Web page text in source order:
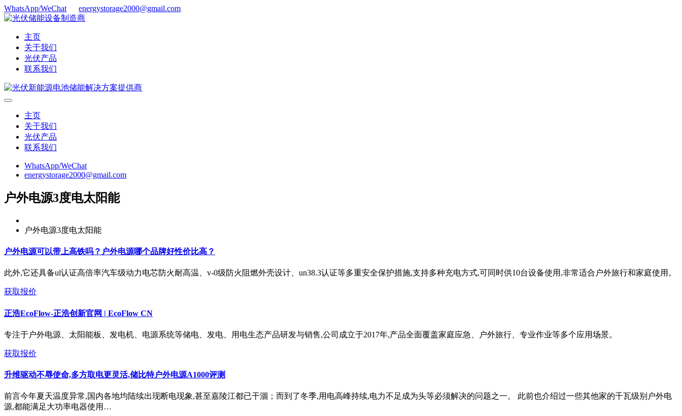
WhatsApp/WeChat energystorage2000@gmail.com
主页
关于我们
光伏产品
联系我们
主页
关于我们
光伏产品
联系我们
WhatsApp/WeChat
energystorage2000@gmail.com
户外电源3度电太阳能
户外电源3度电太阳能
户外电源可以带上高铁吗？户外电源哪个品牌好性价比高？
此外,它还具备ul认证高倍率汽车级动力电芯防火耐高温、v-0级防火阻燃外壳设计、un38.3认证等多重安全保护措施,支持多种充电方式,可同时供10台设备使用,非常适合户外旅行和家庭使用。
获取报价
正浩EcoFlow-正浩创新官网 | EcoFlow CN
专注于户外电源、太阳能板、发电机、电源系统等储电、发电、用电生态产品研发与销售,公司成立于2017年,产品全面覆盖家庭应急、户外旅行、专业作业等多个应用场景。
获取报价
升维驱动不辱使命,多方取电更灵活,储比特户外电源A1000评测
前言今年夏天温度异常,国内各地均陆续出现断电现象,甚至嘉陵江都已干涸；而到了冬季,用电高峰持续,电力不足成为头等必须解决的问题之一。 此前也介绍过一些其他家的千瓦级别户外电
源,都能满足大功率电器使用…